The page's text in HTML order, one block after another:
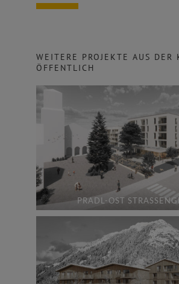
WEITERE PROJEKTE AUS DER
ÖFFENTLICH
PRADL-OST